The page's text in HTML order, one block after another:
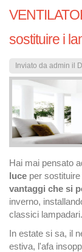
sostituire i
Inviato da admin il
Hai mai pensato
luce per
vantaggi che si
inverno,
classici lampadari.
In estate si sa, il
estiva, l'afa